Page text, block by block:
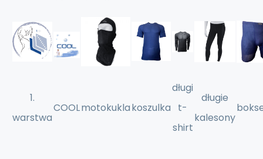
1.
warstwa
COOLmotokuklakoszulka
długi
t-
shirt
długie
kalesony